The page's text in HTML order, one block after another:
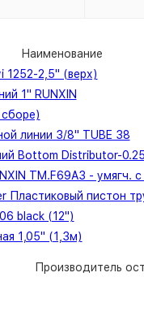
Наименование
1252-2,5" (верх)
1" RUNXIN
линии 3/8" TUBE 38
Bottom Distributor-
TM.F69A3 - умягч.
Пластиковый пистон
black (12")
1,05" (1,3м)
Производитель